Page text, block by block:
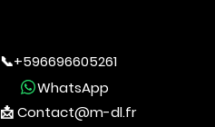
📞+596696605261
WhatsApp
📩 Contact@m-dl.fr